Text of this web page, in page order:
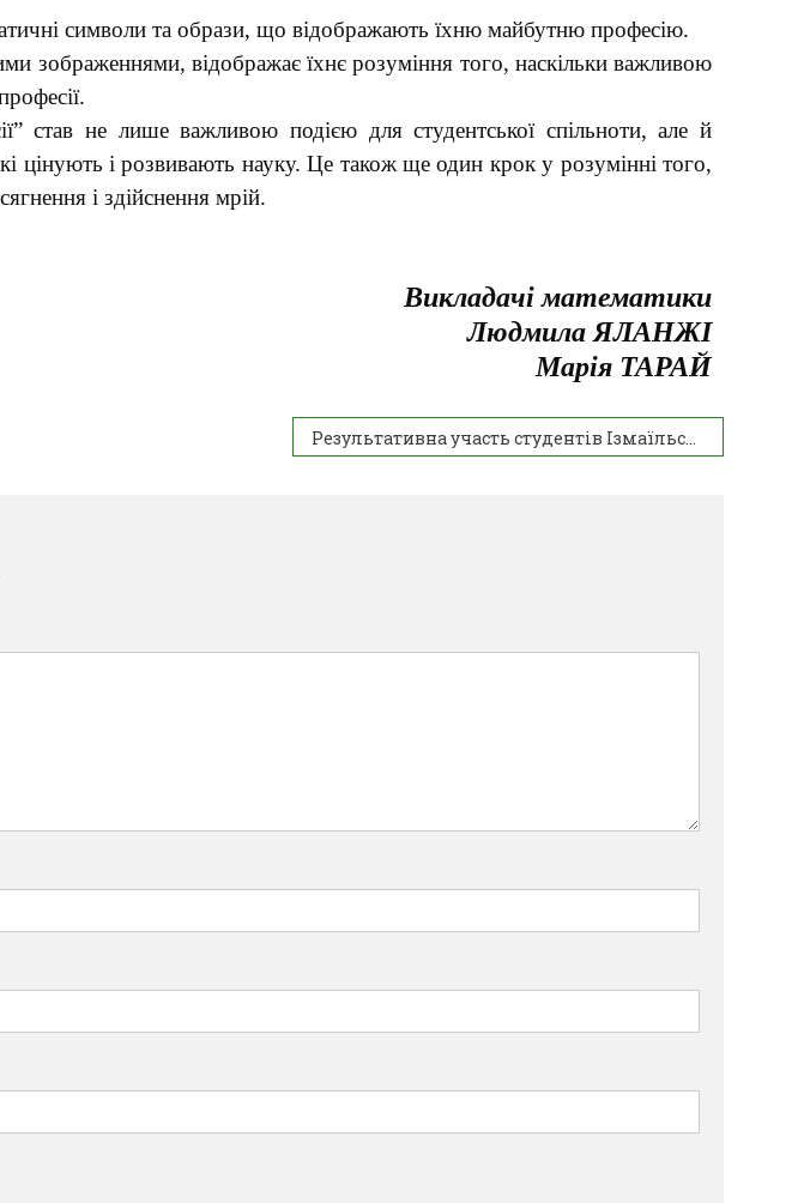
символи та образи, що відображають їхню майбутню професію.
зображеннями, відображає їхнє розуміння того, наскільки важливою
став не лише важливою подією для студентської спільноти, але й
цінують і розвивають науку. Це також ще один крок у розумінні того,
і здійснення мрій.
Викладачі математики
Людмила ЯЛАНЖІ
Марiя ТАРАЙ
Результативна участь студентів Ізмаїльського агротехнічного фахового коледжу у інтерактивній грі “Фінансовий конструктор”.